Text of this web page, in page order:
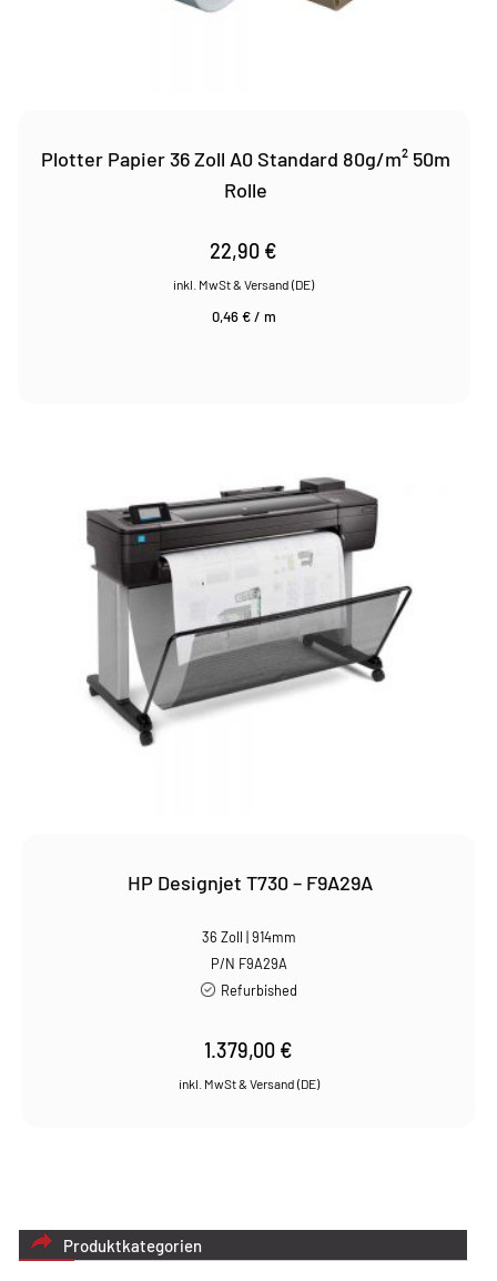
Plotter Papier 36 Zoll A0 Standard 80g/m² 50m
Rolle
22,90 €
0,46€/ m
HP Designjet T730 – F9A29A
36 Zoll | 914mm
P/N F9A29A
Refurbished
1.379,00 €
Produktkategorien